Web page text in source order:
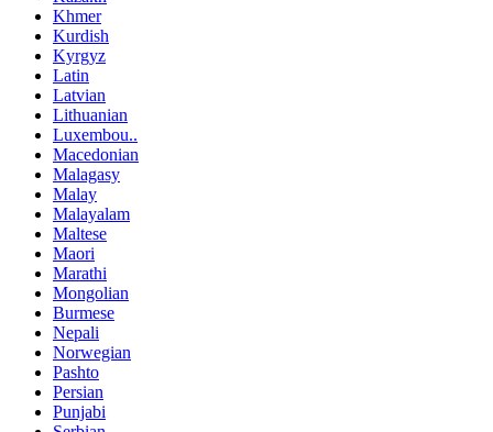
Khmer
Kurdish
Kyrgyz
Latin
Latvian
Lithuanian
Luxembou..
Macedonian
Malagasy
Malay
Malayalam
Maltese
Maori
Marathi
Mongolian
Burmese
Nepali
Norwegian
Pashto
Persian
Punjabi